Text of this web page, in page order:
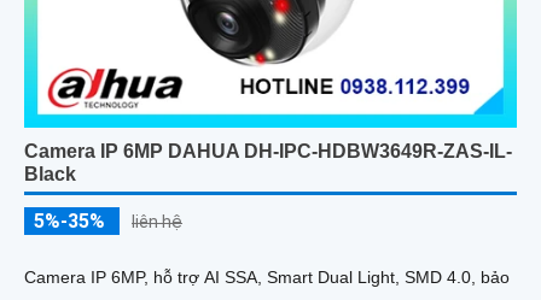
Camera IP 6MP DAHUA DH-IPC-HDBW3649R-ZAS-IL-
Black
5%-35% liên hệ
Camera IP 6MP, hỗ trợ AI SSA, Smart Dual Light, SMD 4.0, bảo